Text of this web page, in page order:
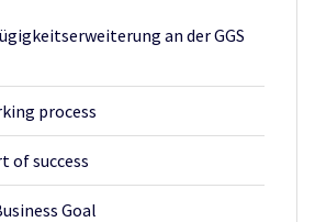
an der GGS
process
of success
Goal